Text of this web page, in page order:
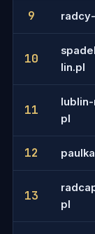
9
10
lin.pl
11
pl
12
13
pl